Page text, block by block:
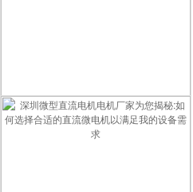
直流微电机的主要应用领域有哪些